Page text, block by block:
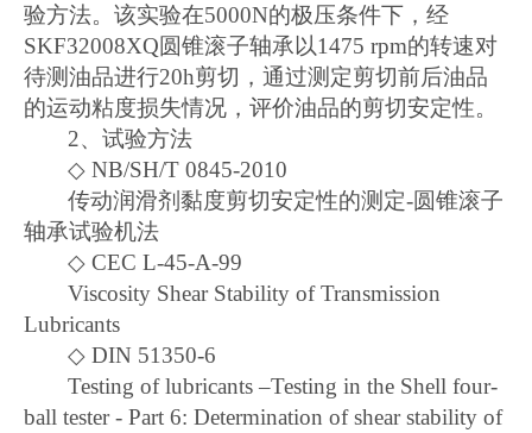
验方法。该实验在5000N的极压条件下，经
SKF32008XQ圆锥滚子轴承以1475 rpm的转速对
待测油品进行20h剪切，通过测定剪切前后油品
的运动粘度损失情况，评价油品的剪切安定性。
2、 试验方法
◇ NB/SH/T 0845-2010
传动润滑剂黏度剪切安定性的测定-圆锥滚子
轴承试验机法
◇ CEC L-45-A-99
Viscosity Shear Stability of Transmission
Lubricants
◇ DIN 51350-6
Testing of lubricants –Testing in the Shell four-
ball tester - Part 6: Determination of shear stability of